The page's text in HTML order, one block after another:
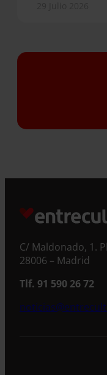
C/ Maldonado, 1.
28006 – Madrid
Tlf. 91 590 26 72